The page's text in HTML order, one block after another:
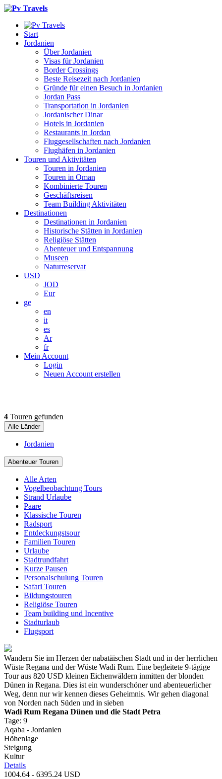
Start
Jordanien
Über Jordanien
Visas für Jordanien
Border Crossings
Beste Reisezeit nach Jordanien
Gründe für einen Besuch in Jordanien
Jordan Pass
Transportation in Jordanien
Jordanischer Dinar
Hotels in Jordanien
Restaurants in Jordan
Fluggesellschaften nach Jordanien
Flughäfen in Jordanien
Touren und Aktivitäten
Touren in Jordanien
Touren in Oman
Kombinierte Touren
Geschäftsreisen
Team Building Aktivitäten
Destinationen
Destinationen in Jordanien
Historische Stätten in Jordanien
Religiöse Stätten
Abenteuer und Entspannung
Museen
Naturreservat
USD
JOD
Eur
ge
en
it
es
Ar
fr
Mein Account
Login
Neuen Account erstellen
4 Touren gefunden
Alle Länder
Jordanien
Abenteuer Touren
Alle Arten
Vogelbeobachtung Tours
Strand Urlaube
Paare
Klassische Touren
Radsport
Entdeckungstsour
Familien Touren
Urlaube
Stadtrundfahrt
Kurze Pausen
Personalschulung Touren
Safari Touren
Bildungstouren
Religiöse Touren
Team building und Incentive
Stadturlaub
Flugsport
Wandern Sie im Herzen der nabatäischen Stadt und in der herrlichen
Wüste Regana und der Wüste Wadi Rum. Eine begleitete 9-tägige
Tour aus 820 USD kleinen Eichenwäldern inmitten der blonden
Dünen in Regana. Dies ist ein wunderschöner und abenteuerlicher
Weg, denn nur wir kennen dieses Geheimnis. Wir gehen diagonal
von Norden nach Süden und in sieben
Wadi Rum Regana Dünen und die Stadt Petra
Tage: 9
Aqaba - Jordanien
Höhenlage
Steigung
Kultur
Details
1004.64 - 6395.24 USD